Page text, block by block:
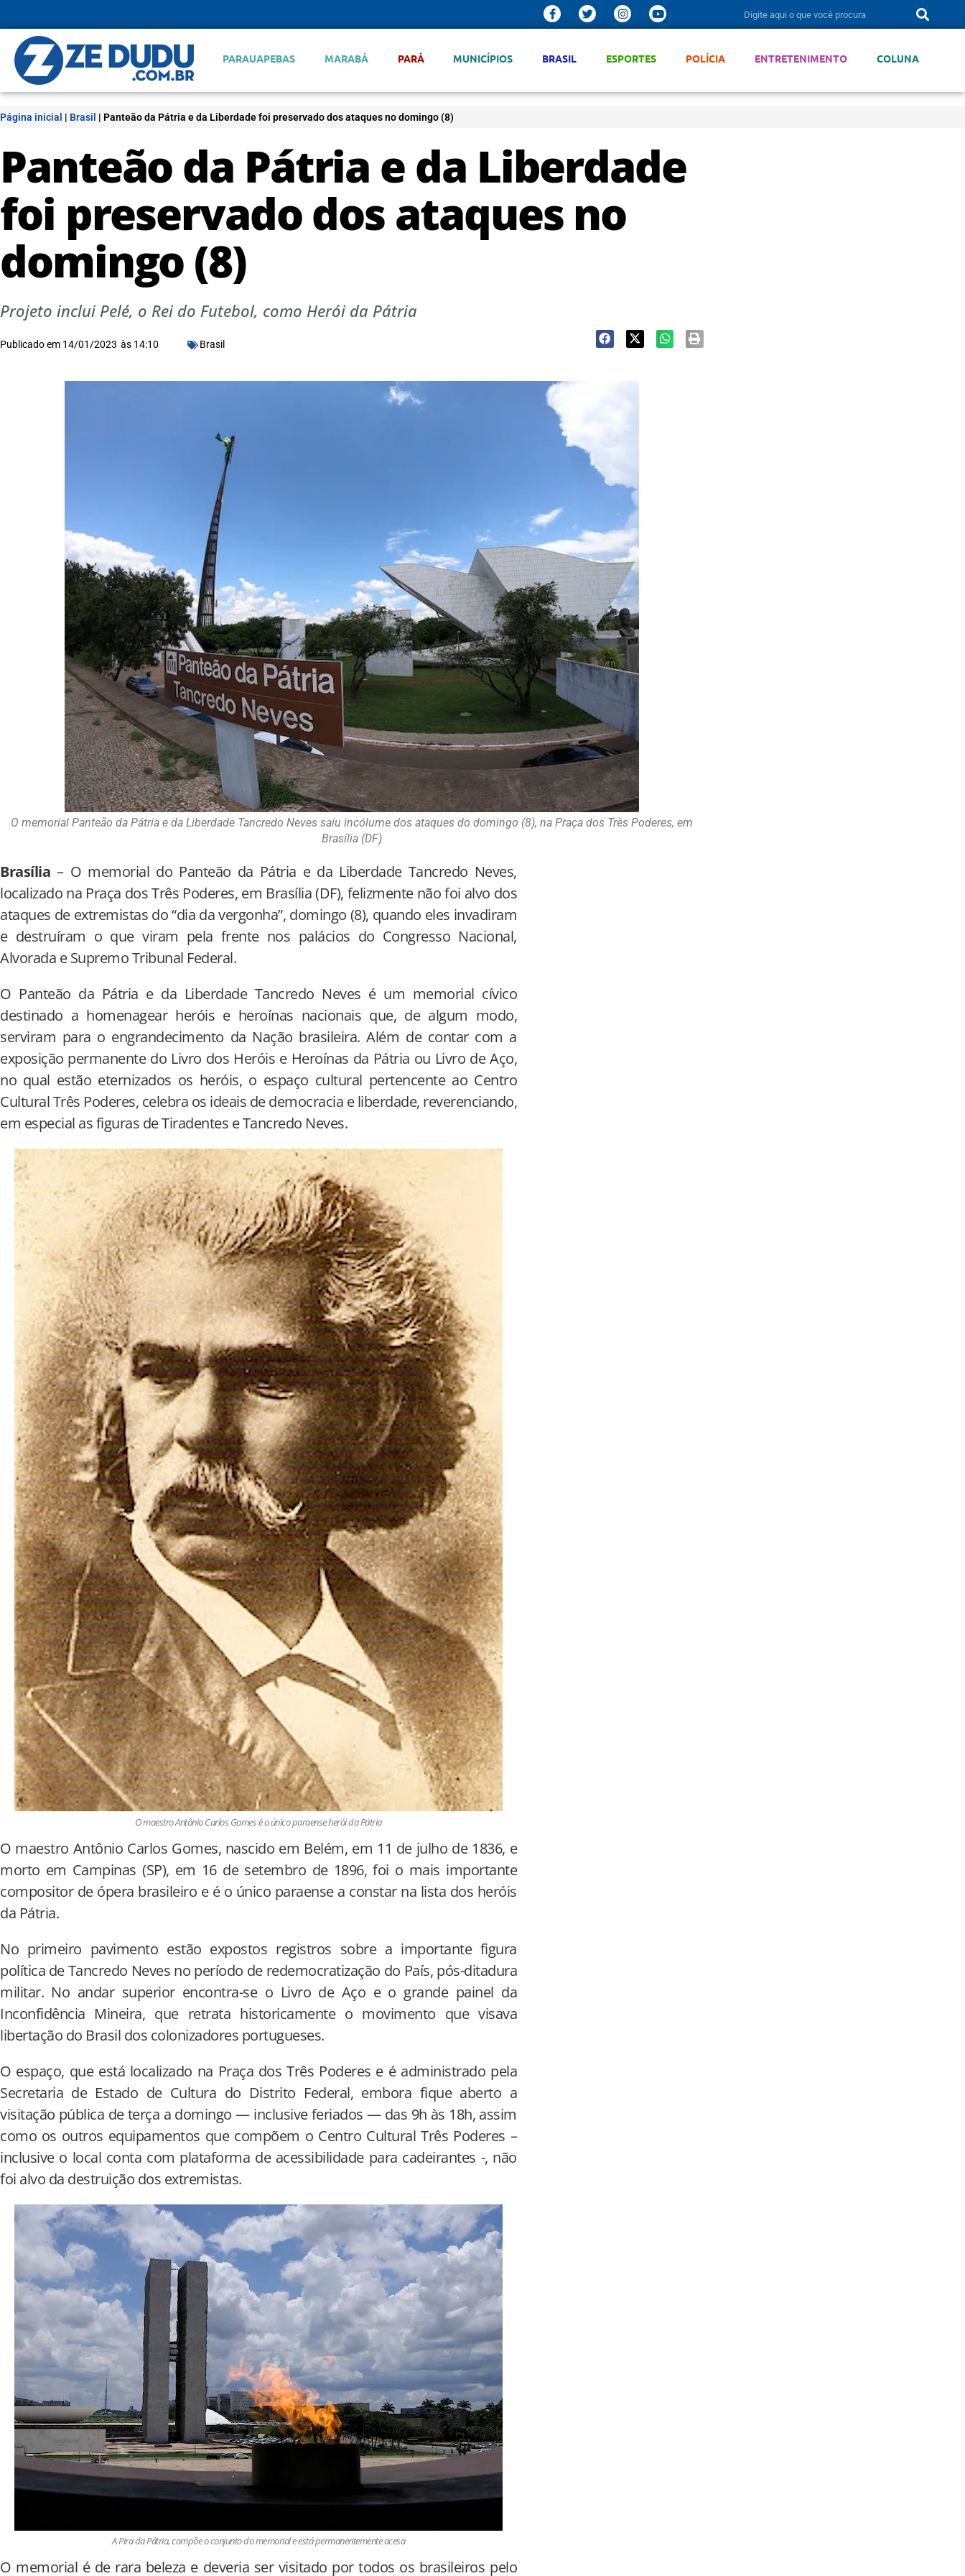
PARAUAPEBAS MARABÁ PARÁ MUNICÍPIOS BRASIL ESPORTES POLÍCIA ENTRETENIMENTO COLUNA
Página inicial | Brasil | Panteão da Pátria e da Liberdade foi preservado dos ataques no domingo (8)
Panteão da Pátria e da Liberdade
foi preservado dos ataques no
domingo (8)
Projeto inclui Pelé, o Rei do Futebol, como Herói da Pátria
Publicado em 14/01/2023 às 14:10 Brasil
O memorial Panteão da Pátria e da Liberdade Tancredo Neves saiu incólume dos ataques do domingo (8), na Praça dos Três Poderes, em
Brasília (DF)
Brasília – O memorial do Panteão da Pátria e da Liberdade Tancredo Neves,
localizado na Praça dos Três Poderes, em Brasília (DF), felizmente não foi alvo dos
ataques de extremistas do “dia da vergonha”, domingo (8), quando eles invadiram
e destruíram o que viram pela frente nos palácios do Congresso Nacional,
Alvorada e Supremo Tribunal Federal.
O Panteão da Pátria e da Liberdade Tancredo Neves é um memorial cívico
destinado a homenagear heróis e heroínas nacionais que, de algum modo,
serviram para o engrandecimento da Nação brasileira. Além de contar com a
exposição permanente do Livro dos Heróis e Heroínas da Pátria ou Livro de Aço,
no qual estão eternizados os heróis, o espaço cultural pertencente ao Centro
Cultural Três Poderes, celebra os ideais de democracia e liberdade, reverenciando,
em especial as figuras de Tiradentes e Tancredo Neves.
O maestro Antônio Carlos Gomes é o único paraense herói da Pátria
O maestro Antônio Carlos Gomes, nascido em Belém, em 11 de julho de 1836, e
morto em Campinas (SP), em 16 de setembro de 1896, foi o mais importante
compositor de ópera brasileiro e é o único paraense a constar na lista dos heróis
da Pátria.
No primeiro pavimento estão expostos registros sobre a importante figura
política de Tancredo Neves no período de redemocratização do País, pós-ditadura
militar. No andar superior encontra-se o Livro de Aço e o grande painel da
Inconfidência Mineira, que retrata historicamente o movimento que visava
libertação do Brasil dos colonizadores portugueses.
O espaço, que está localizado na Praça dos Três Poderes e é administrado pela
Secretaria de Estado de Cultura do Distrito Federal, embora fique aberto a
visitação pública de terça a domingo — inclusive feriados — das 9h às 18h, assim
como os outros equipamentos que compõem o Centro Cultural Três Poderes –
inclusive o local conta com plataforma de acessibilidade para cadeirantes -, não
foi alvo da destruição dos extremistas.
A Pira da Pátria, compõe o conjunto do memorial e está permanentemente acesa
O memorial é de rara beleza e deveria ser visitado por todos os brasileiros pelo